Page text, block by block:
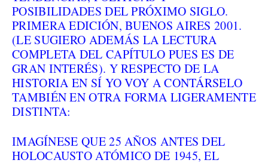
POSIBILIDADES DEL PRÓXIMO SIGLO.
PRIMERA EDICIÓN, BUENOS AIRES 2001.
(LE SUGIERO ADEMÁS LA LECTURA
COMPLETA DEL CAPÍTULO PUES ES DE
GRAN INTERÉS). Y RESPECTO DE LA
HISTORIA EN SÍ YO VOY A CONTÁRSELO
TAMBIÉN EN OTRA FORMA LIGERAMENTE
DISTINTA:
IMAGÍNESE QUE 25 AÑOS ANTES DEL
HOLOCAUSTO ATÓMICO DE 1945, EL